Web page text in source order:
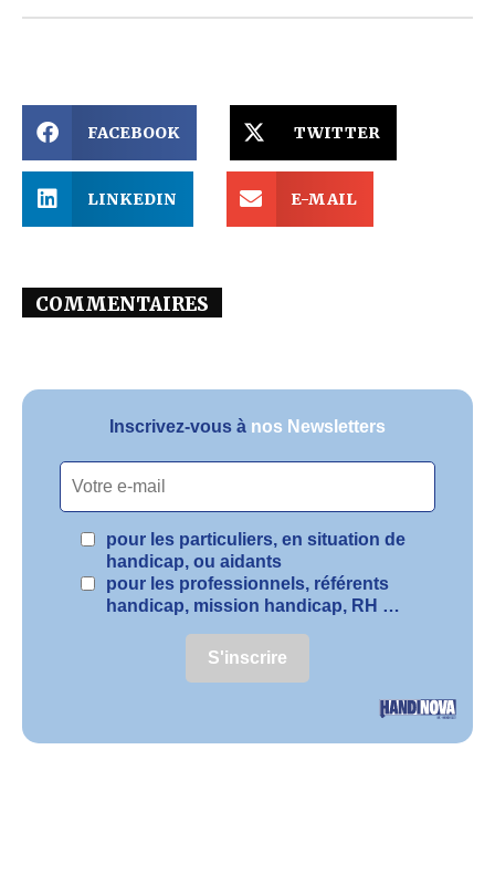
FACEBOOK TWITTER
LINKEDIN E-MAIL
COMMENTAIRES
Inscrivez-vous à nos Newsletters
pour les particuliers, en situation de
handicap, ou aidants
pour les professionnels, référents
handicap, mission handicap, RH …
S'inscrire